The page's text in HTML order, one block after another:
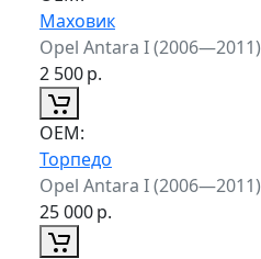
Маховик
Opel Antara I (2006—2011)
2 500р.
ОЕМ:
Торпедо
Opel Antara I (2006—2011)
25 000р.